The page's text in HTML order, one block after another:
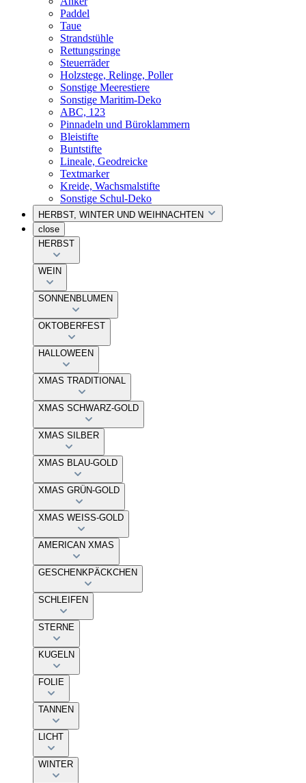
Paddel
Taue
Strandstühle
Rettungsringe
Steuerräder
Holzstege, Relinge, Poller
Sonstige Meerestiere
Sonstige Maritim-Deko
ABC, 123
Pinnadeln und Büroklammern
Bleistifte
Buntstifte
Lineale, Geodreicke
Textmarker
Kreide, Wachsmalstifte
Sonstige Schul-Deko
HERBST, WINTER UND WEIHNACHTEN
close
HERBST
WEIN
SONNENBLUMEN
OKTOBERFEST
HALLOWEEN
XMAS TRADITIONAL
XMAS SCHWARZ-GOLD
XMAS SILBER
XMAS BLAU-GOLD
XMAS GRÜN-GOLD
XMAS WEISS-GOLD
AMERICAN XMAS
GESCHENKPÄCKCHEN
SCHLEIFEN
STERNE
KUGELN
FOLIE
TANNEN
LICHT
WINTER